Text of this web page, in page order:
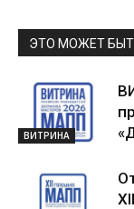
ЭТО МОЖЕТ
ВИТРИНА